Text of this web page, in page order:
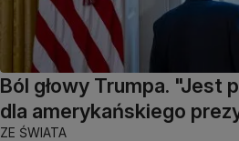
Ból głowy Trumpa. "Jest
dla amerykańskiego
ZE ŚWIATA